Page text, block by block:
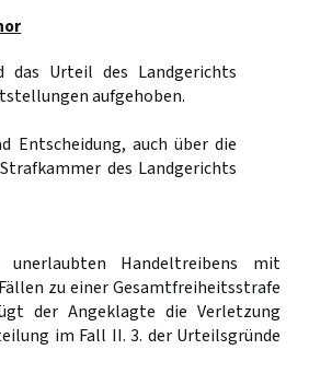
das Urteil des Landgerichts
aufgehoben.
Entscheidung, auch über die
des Landgerichts
Handeltreibens mit
zu einer Gesamtfreiheitsstrafe
der Angeklagte die Verletzung
im Fall II. 3. der Urteilsgründe